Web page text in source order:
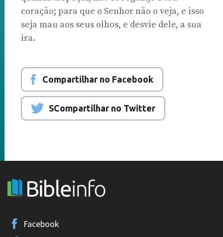
coração; para que o Senhor não o veja, e isso
seja mau aos seus olhos, e desvie dele, a sua
ira.
Compartilhar no Facebook
SCompartilhar no Twitter
Facebook